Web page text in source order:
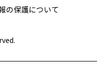
の保護について